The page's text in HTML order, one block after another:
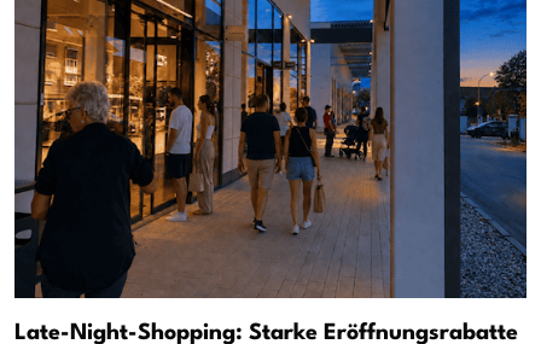
Late-Night-Shopping: Starke Eröffnungsrabatte